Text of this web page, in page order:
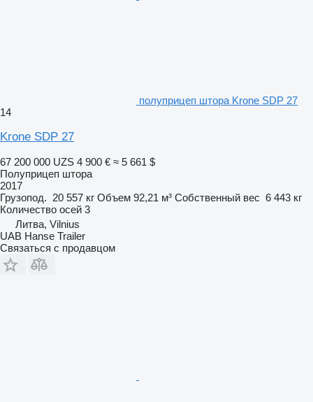
полуприцеп штора Krone SDP 27
14
Krone SDP 27
67 200 000 UZS 4 900 € ≈ 5 661 $
Полуприцеп штора
2017
Грузопод. 20 557 кг Объем 92,21 м³ Собственный вес 6 443 кг
Количество осей 3
Литва, Vilnius
UAB Hanse Trailer
Связаться с продавцом